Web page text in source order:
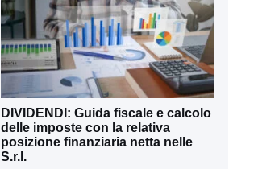
DIVIDENDI: Guida fiscale e calcolo
delle imposte con la relativa
posizione finanziaria netta nelle
S.r.l.